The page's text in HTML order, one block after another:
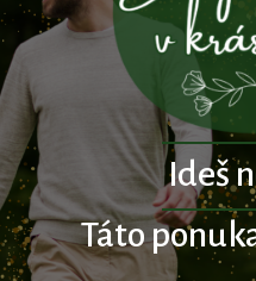
Ideš
Táto